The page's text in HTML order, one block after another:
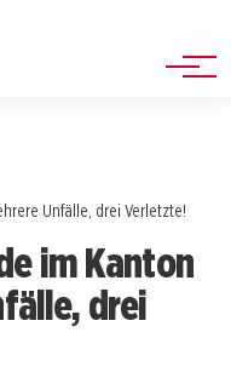
Unfälle, drei Verletzte!
im Kanton
drei